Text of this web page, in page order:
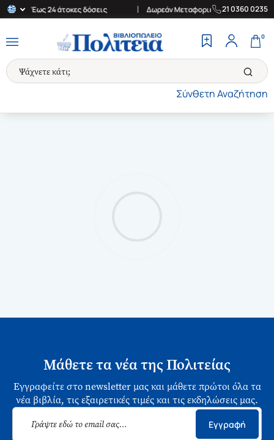
| Έως 24 άτοκες δόσεις Δωρεάν Μεταφορικά στην Ελλάδα
21 0360 0235
Σύνθετη Αναζήτηση
0
Μάθετε τα νέα της Πολιτείας
Εγγραφείτε στο newsletter μας και μάθετε πρώτοι όλα τα
νέα βιβλία, τις εξαιρετικές τιμές και τις εκδηλώσεις μας.
Εγγραφή